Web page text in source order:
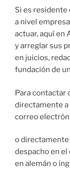
Si es residente
a nivel
actuar, aquí en
y arreglar sus
en juicios,
fundación de
Para contactar
directamente a
correo
o
despacho en
en alemán o